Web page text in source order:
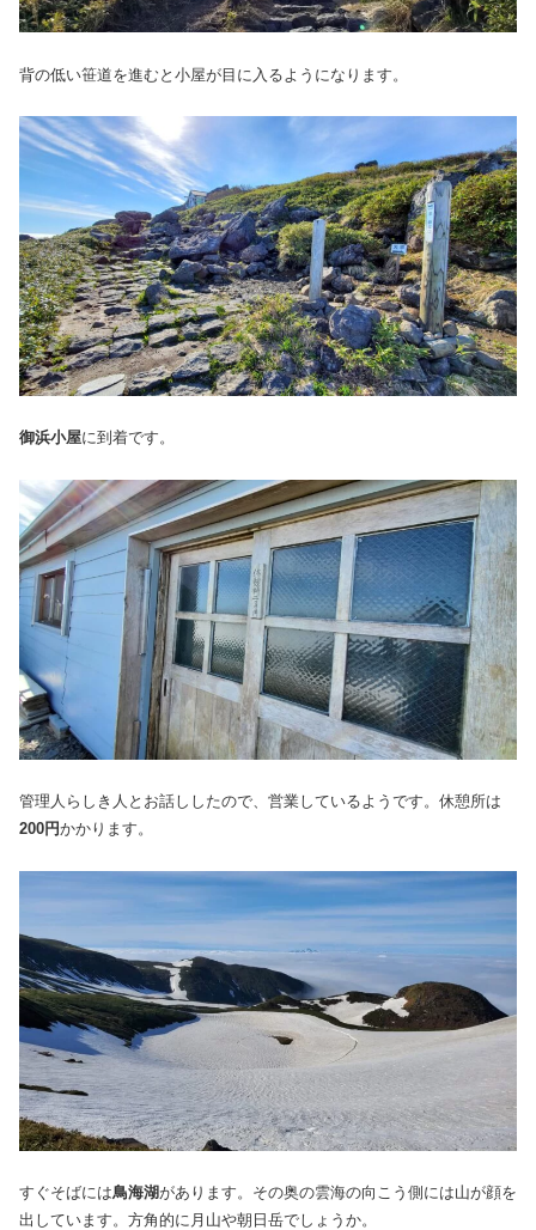
背の低い笹道を進むと小屋が目に入るようになります。
御浜小屋に到着です。
管理人らしき人とお話ししたので、営業しているようです。休憩所は
200円かかります。
すぐそばには鳥海湖があります。その奥の雲海の向こう側には山が顔を
出しています。方角的に月山や朝日岳でしょうか。